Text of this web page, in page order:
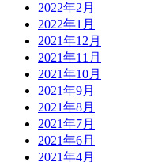
2022年2月
2022年1月
2021年12月
2021年11月
2021年10月
2021年9月
2021年8月
2021年7月
2021年6月
2021年4月